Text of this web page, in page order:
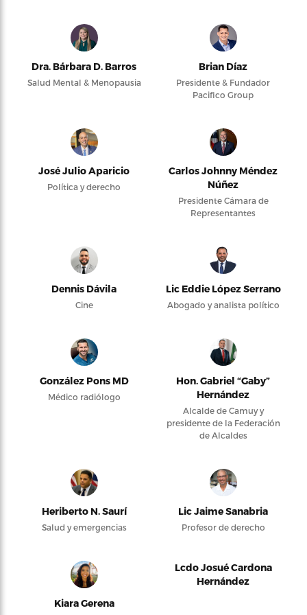
Dra. Bárbara D. Barros
Salud Mental & Menopausia
Brian Díaz
Presidente & Fundador
Pacifico Group
José Julio Aparicio
Política y derecho
Carlos Johnny Méndez
Núñez
Presidente Cámara de
Representantes
Dennis Dávila
Cine
Lic Eddie López Serrano
Abogado y analista político
González Pons MD
Médico radiólogo
Hon. Gabriel “Gaby”
Hernández
Alcalde de Camuy y
presidente de la Federación
de Alcaldes
Heriberto N. Saurí
Salud y emergencias
Lic Jaime Sanabria
Profesor de derecho
Kiara Gerena
Lcdo Josué Cardona
Hernández